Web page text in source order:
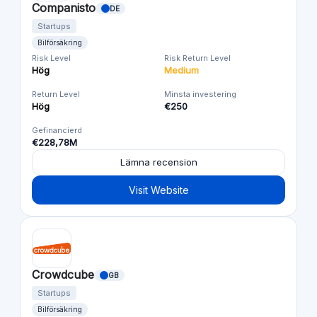
Companisto DE
Startups
Bilförsäkring
Risk Level
Hög
Risk Return Level
Medium
Return Level
Hög
Minsta investering
€250
Gefinancierd
€228,78M
Lämna recension
Visit Website
Crowdcube GB
Startups
Bilförsäkring